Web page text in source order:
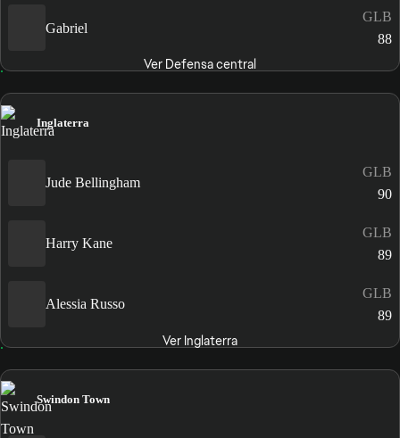
Gabriel
GLB
88
Ver Defensa central
Inglaterra
Jude Bellingham
GLB
90
Harry Kane
GLB
89
Alessia Russo
GLB
89
Ver Inglaterra
Swindon Town